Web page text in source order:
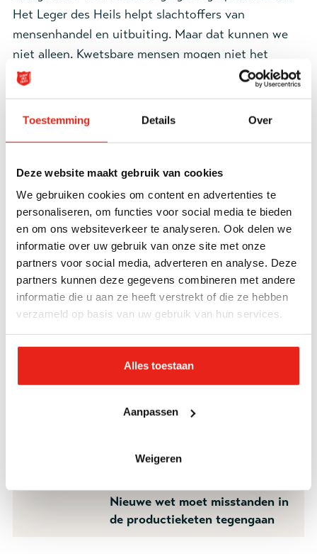
Toestemming Details Over
Deze website maakt gebruik van cookies
We gebruiken cookies om content en advertenties te
personaliseren, om functies voor social media te bieden
en om ons websiteverkeer te analyseren. Ook delen we
informatie over uw gebruik van onze site met onze
partners voor social media, adverteren en analyse. Deze
partners kunnen deze gegevens combineren met andere
informatie die u aan ze heeft verstrekt of die ze hebben
verzameld op basis van uw gebruik van hun services.
Alles toestaan
Aanpassen
Weigeren
Het Leger des Heils helpt slachtoffers van
mensenhandel en uitbuiting. Maar dat kunnen we
niet alleen. Kwetsbare mensen mogen niet het
slachtoffer worden van arbeidsuitbuiting. Gerichte
Het Leger des Heils legt de nadruk op uitbuiting
van de petitie is:
Ook ik wil alleen iets kopen of afnemen
waarvoor geen mensen zijn uitgebuit ,
daarom wil ik een Wet Duurzaam en Verantwoord
Ondernemen in Nederland.
Teken hier de petitie!
Hier staat ingevoegde content uit een sociaal
media netwerk. Om deze content te zien, hebben
Klik hier om toestemming te geven.
Nieuwe wet moet misstanden in
de productieketen tegengaan